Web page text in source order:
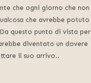
che ogni giorno che non
che avrebbe potuto
questo punto di vista per
diventato un dovere
il suo arrivo..